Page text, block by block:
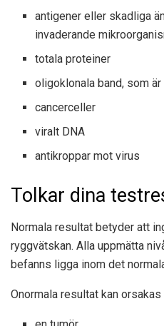
antigener eller skadliga
invaderande
totala proteiner
oligoklonala band, som
cancerceller
viralt DNA
antikroppar mot virus
Tolkar dina
Normala resultat betyder att
ryggvätskan. Alla uppmätta
befanns ligga inom det
Onormala resultat kan